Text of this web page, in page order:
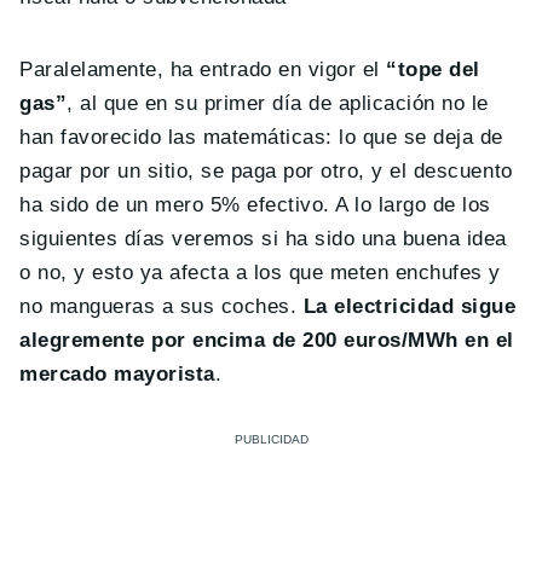
Paralelamente, ha entrado en vigor el “tope del
gas”, al que en su primer día de aplicación no le
han favorecido las matemáticas: lo que se deja de
pagar por un sitio, se paga por otro, y el descuento
ha sido de un mero 5% efectivo. A lo largo de los
siguientes días veremos si ha sido una buena idea
o no, y esto ya afecta a los que meten enchufes y
no mangueras a sus coches. La electricidad sigue
alegremente por encima de 200 euros/MWh en el
mercado mayorista.